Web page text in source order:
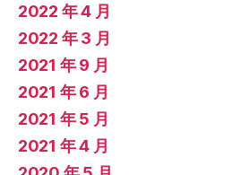
2022 年 4 月
2022 年 3 月
2021 年 9 月
2021 年 6 月
2021 年 5 月
2021 年 4 月